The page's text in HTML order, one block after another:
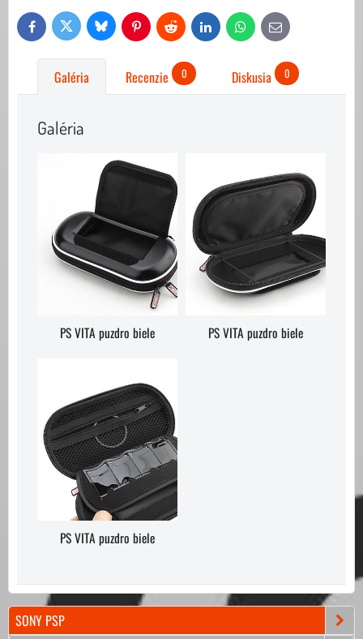
FacebookTwitter Bluesky PinterestReddit LinkedIn WhatsAppE-
mail
Galéria Recenzie 0 Diskusia 0
Galéria
PS VITA puzdro biele PS VITA puzdro biele
PS VITA puzdro biele
SONY PSP